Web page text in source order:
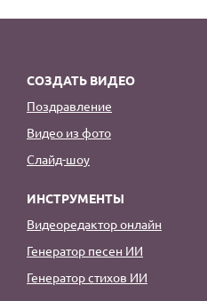
СОЗДАТЬ ВИДЕО
Поздравление
Видео из фото
Слайд-шоу
ИНСТРУМЕНТЫ
Видеоредактор онлайн
Генератор песен ИИ
Генератор стихов ИИ